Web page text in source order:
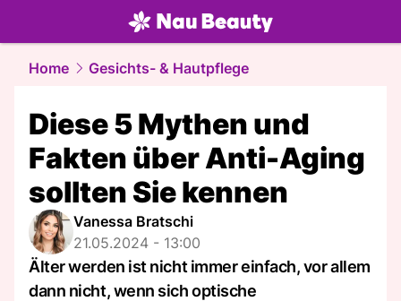
beauty.NAU.ch
Home Gesichts- & Hautpflege
Diese 5 Mythen und
Fakten über Anti-Aging
sollten Sie kennen
Vanessa Bratschi
21.05.2024 - 13:00
Älter werden ist nicht immer einfach, vor allem
dann nicht, wenn sich optische